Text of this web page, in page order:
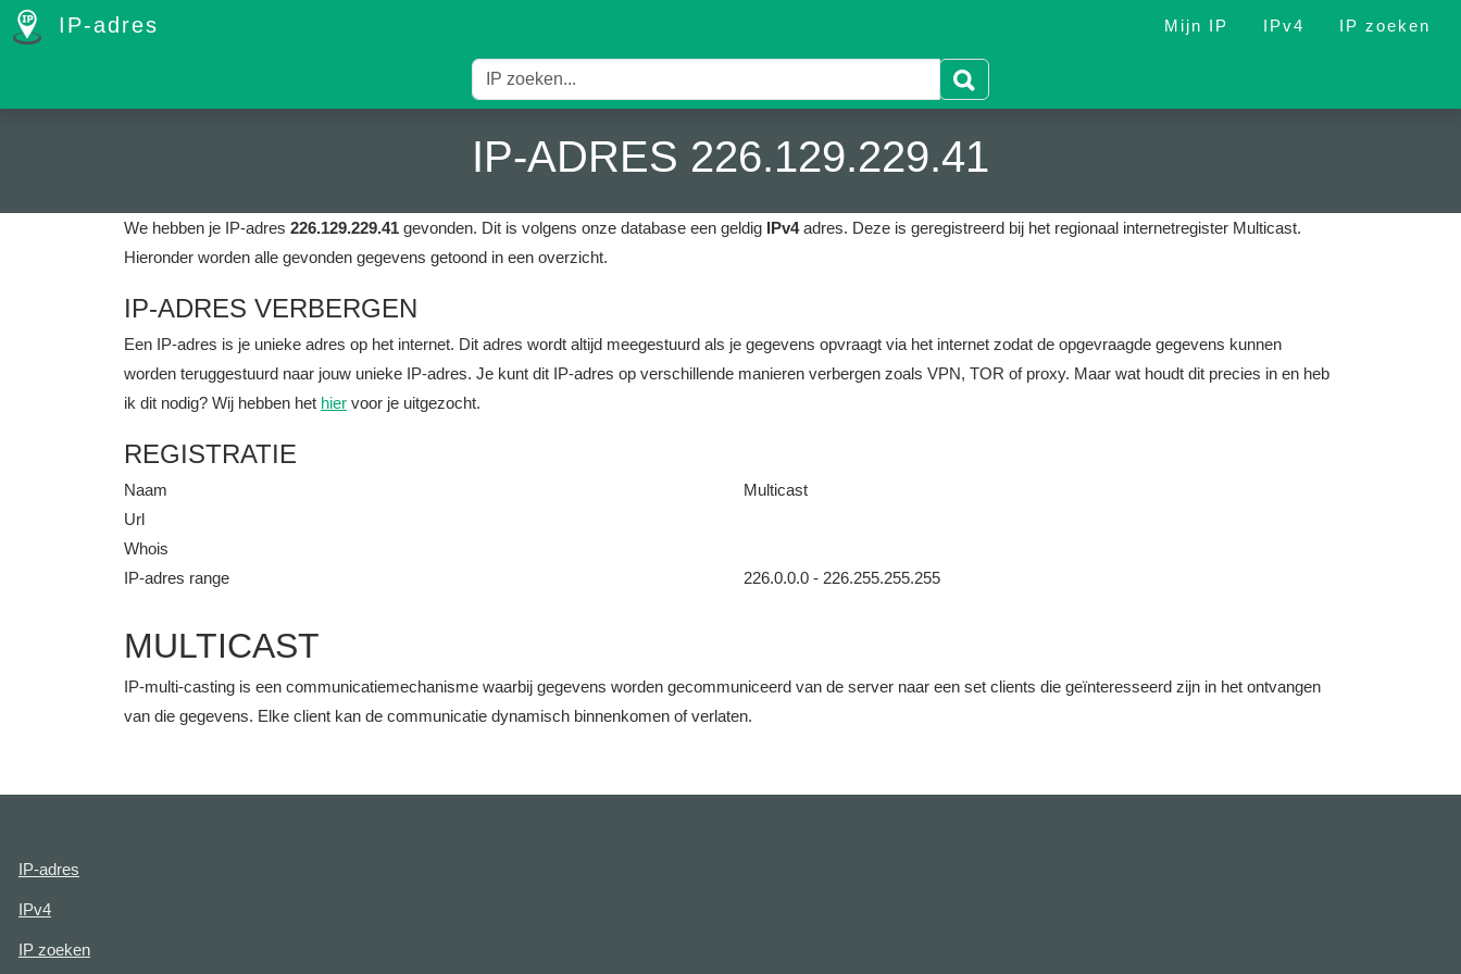
IP-adres Mijn IP IPv4 IP zoeken
IP-ADRES 226.129.229.41
We hebben je IP-adres 226.129.229.41 gevonden. Dit is volgens onze database een geldig IPv4adres. Deze is geregistreerd bij het regionaal internetregister Multicast.
Hieronder worden alle gevonden gegevens getoond in een overzicht.
IP-ADRES VERBERGEN
Een IP-adres is je unieke adres op het internet. Dit adres wordt altijd meegestuurd als je gegevens opvraagt via het internet zodat de opgevraagde gegevens kunnen
worden teruggestuurd naar jouw unieke IP-adres. Je kunt dit IP-adres op verschillende manieren verbergen zoals VPN, TOR of proxy. Maar wat houdt dit precies in en heb
ik dit nodig? Wij hebben het hier voor je uitgezocht.
REGISTRATIE
Naam
Multicast
Url
Whois
IP-adres range
226.0.0.0 - 226.255.255.255
MULTICAST
IP-multi-casting is een communicatiemechanisme waarbij gegevens worden gecommuniceerd van de server naar een set clients die geïnteresseerd zijn in het ontvangen
van die gegevens. Elke client kan de communicatie dynamisch binnenkomen of verlaten.
IP-adres
IPv4
IP zoeken